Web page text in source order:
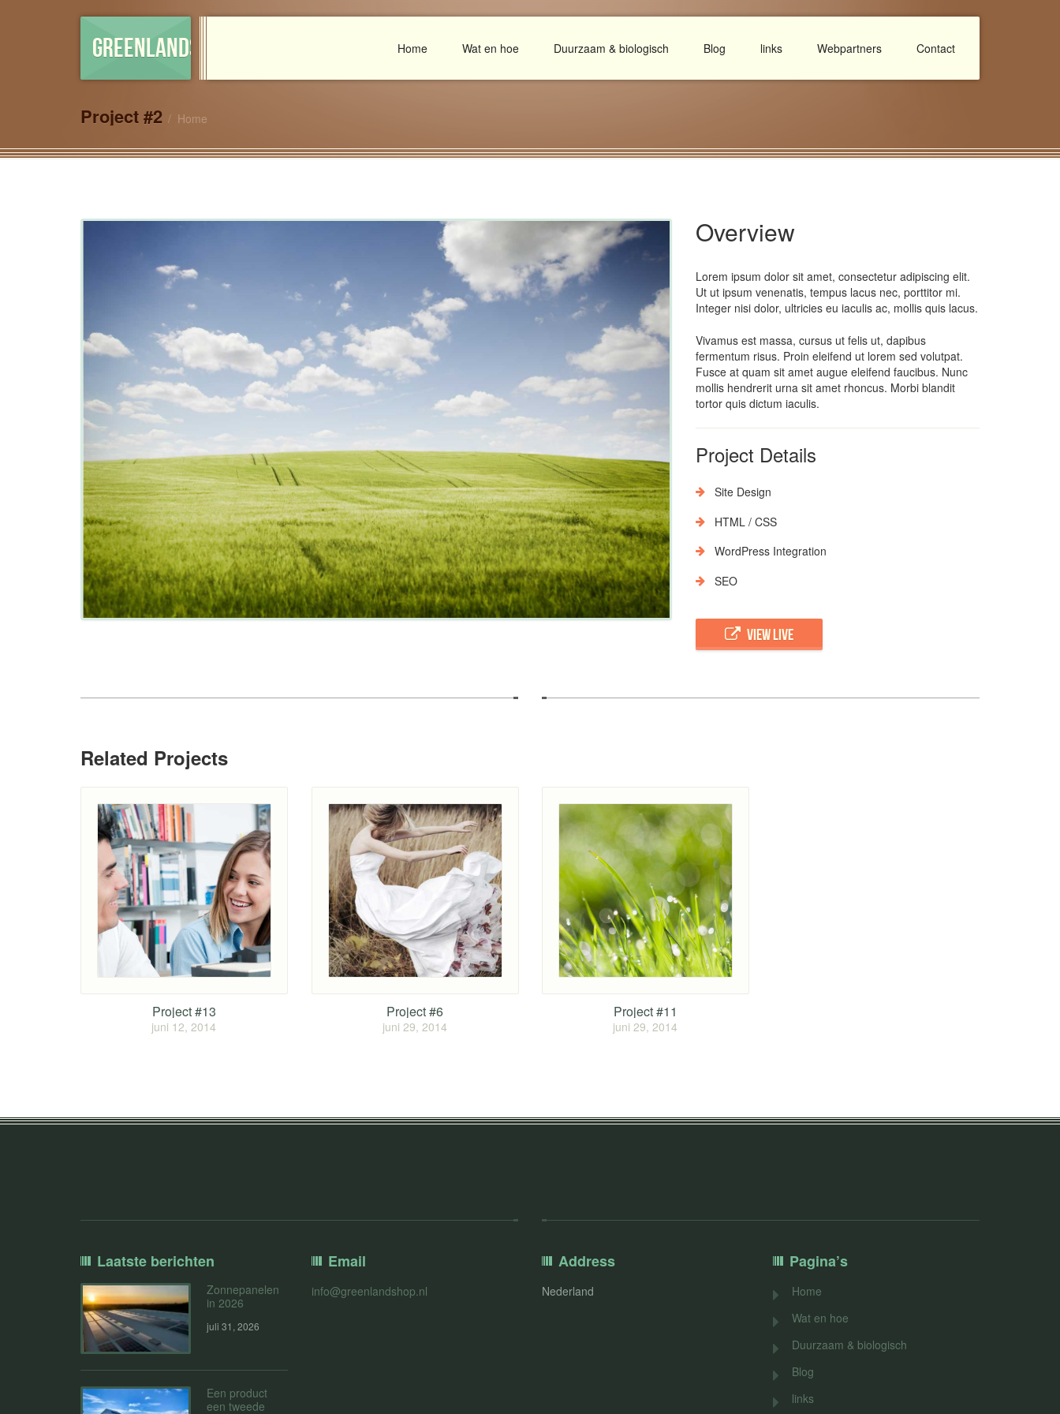
GREENLANDSHOP Home Wat en hoe Duurzaam & biologisch Blog links Webpartners Contact
Project #2 Home
Overview
Lorem ipsum dolor sit amet, consectetur adipiscing elit.
Ut ut ipsum venenatis, tempus lacus nec, porttitor mi.
Integer nisi dolor, ultricies eu iaculis ac, mollis quis lacus.
Vivamus est massa, cursus ut felis ut, dapibus
fermentum risus. Proin eleifend ut lorem sed volutpat.
Fusce at quam sit amet augue eleifend faucibus. Nunc
mollis hendrerit urna sit amet rhoncus. Morbi blandit
tortor quis dictum iaculis.
Project Details
Site Design
HTML / CSS
WordPress Integration
SEO
VIEW LIVE
Related Projects
Project #13
juni 12, 2014
Project #6
juni 29, 2014
Project #11
juni 29, 2014
Laatste berichten
Zonnepanelen
in 2026
juli 31, 2026
Een product
een tweede
Email
info@greenlandshop.nl
Address
Nederland
Pagina’s
Home
Wat en hoe
Duurzaam & biologisch
Blog
links